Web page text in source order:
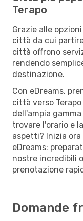
Terapo
Grazie alle
città da cui
città offrono
rendendo
destinazione.
Con eDreams,
città verso
dell'ampia
trovare l'orario e
aspetti? Inizia
eDreams:
nostre incredibili
prenotazione
Domande